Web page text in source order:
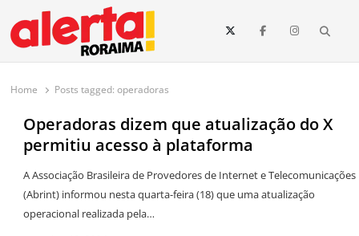
conteúdo
O maior portal de notícias de Roraima
O Alerta Roraima é seu portal de notícias completo sobre política,
e todo o estado de Roraima. Fique sempre informado com
Home Posts tagged:operadoras
Operadoras dizem que atualização do X
permitiu acesso à plataforma
A Associação Brasileira de Provedores de Internet e Telecomunicações
(Abrint) informou nesta quarta-feira (18) que uma atualização
operacional realizada pela…